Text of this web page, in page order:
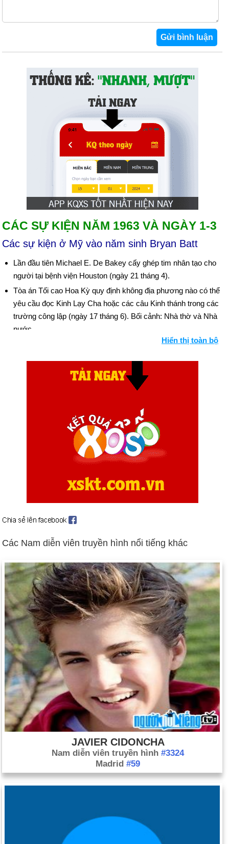
CÁC SỰ KIỆN NĂM 1963 VÀ NGÀY 1-3
Các sự kiện ở Mỹ vào năm sinh Bryan Batt
Lần đầu tiên Michael E. De Bakey cấy ghép tim nhân tạo cho
người tại bệnh viện Houston (ngày 21 tháng 4).
Tòa án Tối cao Hoa Kỳ quy định không địa phương nào có thể
yêu cầu đọc Kinh Lạy Cha hoặc các câu Kinh thánh trong các
trường công lập (ngày 17 tháng 6). Bối cảnh: Nhà thờ và Nhà
nước
"March on Washington", cuộc biểu tình đòi quyền công dân do
.; Martin Luther King phát biểu "Tôi có một giấc mơ" (ngày 28
Johnson trở thành Tổng thống cùng ngày (22 tháng 11). Bối
cảnh: Dòng thời gian của bi kịch Kennedy
Lee Harvey Oswald, người bị buộc tội là kẻ ám sát Kennedy,
bị Jack Ruby bắn chết (ngày 24 tháng 11).
Ngày sinh Bryan Batt (1-3) trong lịch sử
Ngày 1-3 năm 1790: Quốc hội Hoa Kỳ đã cho phép cuộc điều
Ngày 1-3 năm 1803:
qua hiến pháp của Hoa Kỳ.
Ngày 1-3 năm 1864:Rebecca Lee là người phụ nữ da đen
Ngày 1-3 năm 1867:Nebraska trở thành tiểu bang thứ 37 của
Hoa Kỳ.
Ngày 1-3 năm 1872:
Yellowstone trở thành Vườn quốc gia
đầu tiên trên thế giới.
Ngày 1-3 năm 1932: Con trai 20 tháng tuổi của Charles
Lindbergh bị bắt cóc.
Ngày 1-3 năm 1961:Tổng thống John F. Kennedy đã ký một
sắc lệnh hành pháp thành lập Quân đoàn Hòa bình.
Ngày 1-3 năm 1981:
Thành viên IRA Bobby Sands bắt đầu
tuyệt thực trong Nhà tù Mê cung; anh ấy sẽ chết 65 ngày sau
đó.
Hiển thị toàn bộ
Các Nam diễn viên truyền hình nổi tiếng khác
JAVIER CIDONCHA
Nam diễn viên truyền hình #3324
Madrid #59